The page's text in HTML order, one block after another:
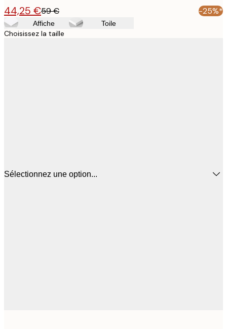
44,25 €59 € -25%*
Affiche Toile
Choisissez la taille
Sélectionnez une option...